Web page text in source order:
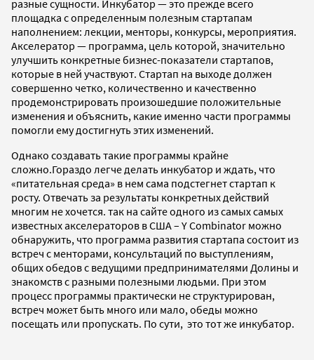
разные сущности. Инкубатор — это прежде всего
площадка с определенным полезным стартапам
наполнением: лекции, менторы, конкурсы, мероприятия.
Акселератор — программа, цель которой, значительно
улучшить конкретные бизнес-показатели стартапов,
которые в ней участвуют. Стартап на выходе должен
совершенно четко, количественно и качественно
продемонстрировать произошедшие положительные
изменения и объяснить, какие именно части программы
помогли ему достигнуть этих изменений.
Однако создавать такие программы крайне
сложно.Гораздо легче делать инкубатор и ждать, что
«питательная среда» в нем сама подстегнет стартап к
росту. Отвечать за результаты конкретных действий
многим не хочется. так на сайте одного из самых самых
известных акселераторов в США – Y Combinator можно
обнаружить, что программа развития стартапа состоит из
встреч с менторами, консультаций по выступлениям,
общих обедов с ведущими предпринимателями Долины и
знакомств с разными полезными людьми. При этом
процесс программы практически не структурирован,
встреч может быть много или мало, обеды можно
посещать или пропускать. По сути, это тот же инкубатор.